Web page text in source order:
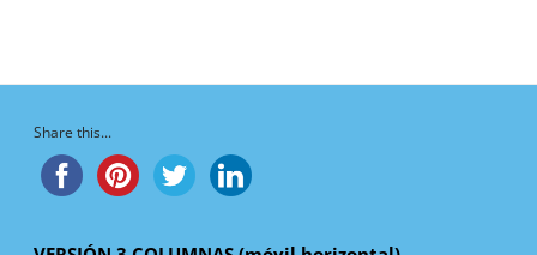
Share this...